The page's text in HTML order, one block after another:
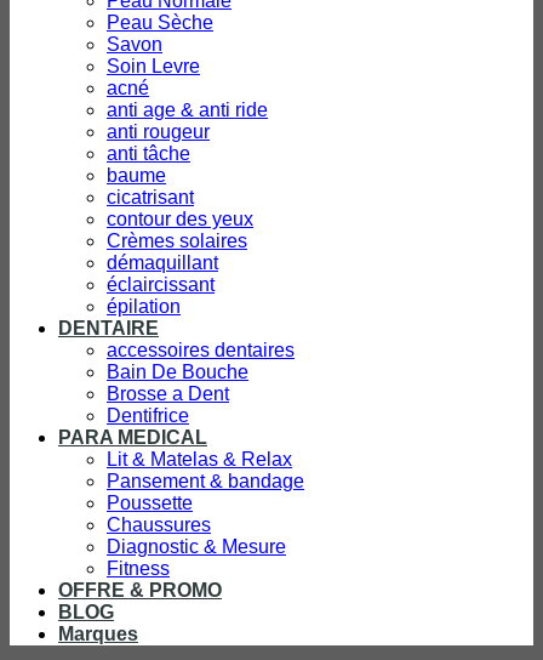
Peau Sèche
Savon
Soin Levre
acné
anti age & anti ride
anti rougeur
anti tâche
baume
cicatrisant
contour des yeux
Crèmes solaires
démaquillant
éclaircissant
épilation
DENTAIRE
accessoires dentaires
Bain De Bouche
Brosse a Dent
Dentifrice
PARA MEDICAL
Lit & Matelas & Relax
Pansement & bandage
Poussette
Chaussures
Diagnostic & Mesure
Fitness
OFFRE & PROMO
BLOG
Marques